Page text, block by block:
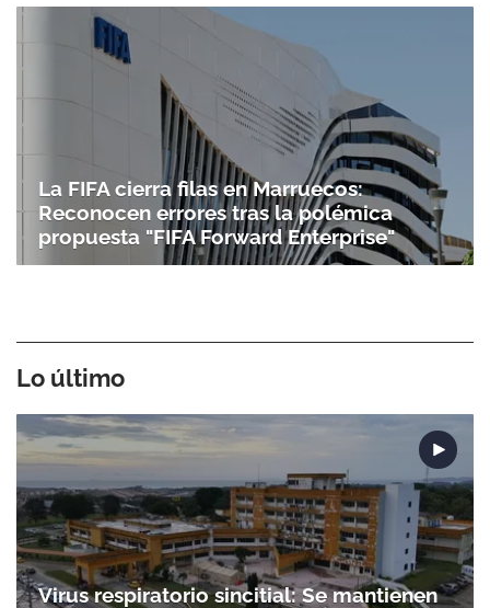
La FIFA cierra filas en Marruecos:
Reconocen errores tras la polémica
propuesta "FIFA Forward Enterprise"
Lo último
Virus respiratorio sincitial: Se mantienen